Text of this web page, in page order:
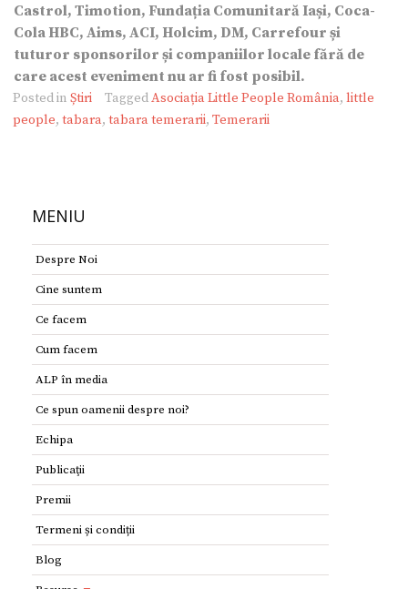
Castrol, Timotion, Fundația Comunitară Iași, Coca-
Cola HBC, Aims, ACI, Holcim, DM, Carrefour și
tuturor sponsorilor și companiilor locale fără de
care acest eveniment nu ar fi fost posibil.
Posted in Știri TaggedAsociația Little People România,little
people, tabara, tabara temerarii, Temerarii
MENIU
Despre Noi
Cine suntem
Ce facem
Cum facem
ALP în media
Ce spun oamenii despre noi?
Echipa
Publicaţii
Premii
Termeni și condiții
Blog